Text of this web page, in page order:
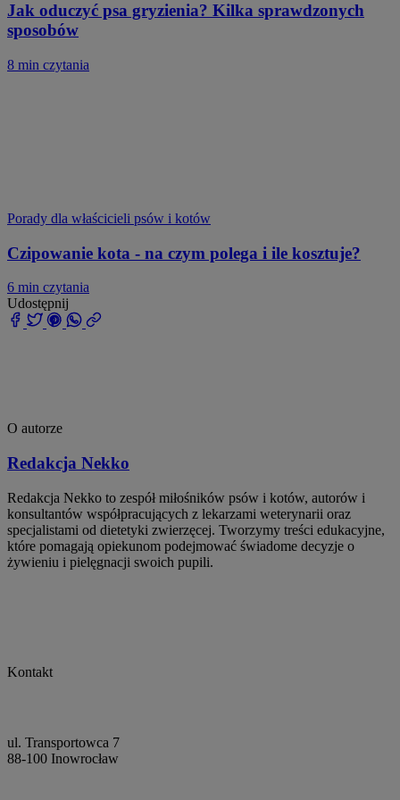
Jak oduczyć psa gryzienia? Kilka sprawdzonych
sposobów
8 min czytania
Porady dla właścicieli psów i kotów
Czipowanie kota - na czym polega i ile kosztuje?
6 min czytania
Udostępnij
O autorze
Redakcja Nekko
Redakcja Nekko to zespół miłośników psów i kotów, autorów i
konsultantów współpracujących z lekarzami weterynarii oraz
specjalistami od dietetyki zwierzęcej. Tworzymy treści edukacyjne,
które pomagają opiekunom podejmować świadome decyzje o
żywieniu i pielęgnacji swoich pupili.
Kontakt
ul. Transportowca 7
88-100 Inowrocław